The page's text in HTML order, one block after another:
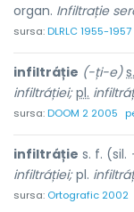
organ. Infiltrație
sursa:DLRLC 1955-1957
infiltráție (-ți-e)
infiltráției; pl.
sursa:DOOM 2 2005
infiltráție s. f. (sil.
infiltráției;pl.
sursa: Ortografic 2002